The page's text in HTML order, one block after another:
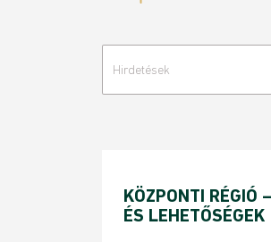
Hirdetések
KÖZPONTI RÉGIÓ
ÉS